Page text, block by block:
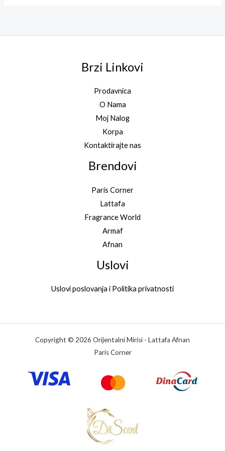
Brzi Linkovi
Prodavnica
O Nama
Moj Nalog
Korpa
Kontaktirajte nas
Brendovi
Paris Corner
Lattafa
Fragrance World
Armaf
Afnan
Uslovi
Uslovi poslovanja i Politika privatnosti
Copyright © 2026 Orijentalni Mirisi - Lattafa Afnan
Paris Corner